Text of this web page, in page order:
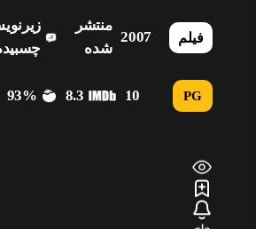
فیلم 2007
منتشر
شده
PG
10
8.3
93%